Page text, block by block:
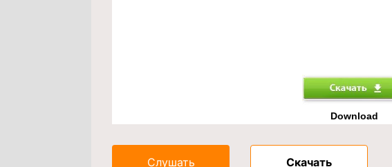
Download
Слушать Скачать